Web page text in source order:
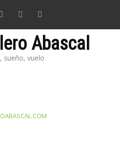
Abascal
sueño, vuelo